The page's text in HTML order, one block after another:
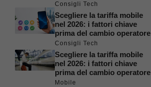
Consigli Tech
Scegliere la tariffa mobile
nel 2026: i fattori chiave
prima del cambio operatore
Consigli Tech
Scegliere la tariffa mobile
nel 2026: i fattori chiave
prima del cambio operatore
Mobile